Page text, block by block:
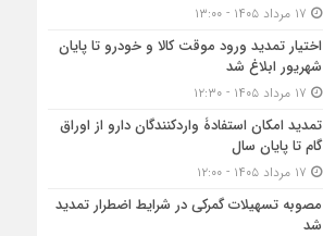
اختیار تمدید ورود موقت کالا و خودرو تا پایان
شهریور ابلاغ شد
تمدید امکان استفادۀ واردکنندگان دارو از اوراق
گام تا پایان سال
مصوبه تسهیلات گمرکی در شرایط اضطرار تمدید
شد